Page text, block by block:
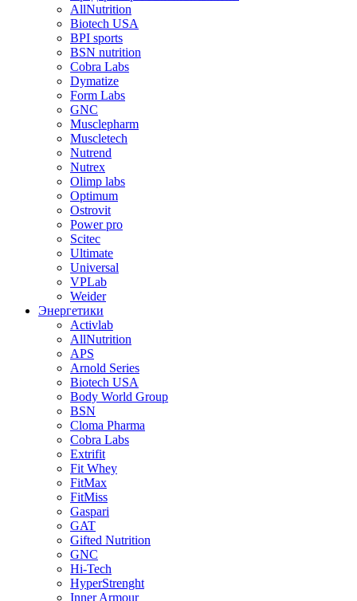
AllNutrition
Biotech USA
BPI sports
BSN nutrition
Cobra Labs
Dymatize
Form Labs
GNC
Musclepharm
Muscletech
Nutrend
Nutrex
Olimp labs
Optimum
Ostrovit
Power pro
Scitec
Ultimate
Universal
VPLab
Weider
Энергетики
Activlab
AllNutrition
APS
Arnold Series
Biotech USA
Body World Group
BSN
Cloma Pharma
Cobra Labs
Extrifit
Fit Whey
FitMax
FitMiss
Gaspari
GAT
Gifted Nutrition
GNC
Hi-Tech
HyperStrenght
Inner Armour